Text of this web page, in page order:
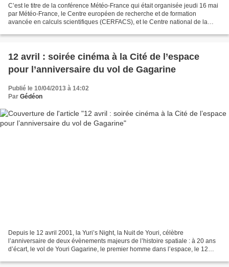
C’est le titre de la conférence Météo-France qui était organisée jeudi 16 mai
par Météo-France, le Centre européen de recherche et de formation
avancée en calculs scientifiques (CERFACS), et le Centre national de la
12 avril : soirée cinéma à la Cité de l’espace
pour l’anniversaire du vol de Gagarine
Publié le 10/04/2013 à 14:02
Par Gédéon
Depuis le 12 avril 2001, la Yuri’s Night, la Nuit de Youri, célèbre
l’anniversaire de deux évènements majeurs de l’histoire spatiale : à 20 ans
d’écart, le vol de Youri Gagarine, le premier homme dans l’espace, le 12